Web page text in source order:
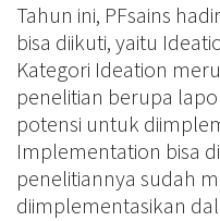
Tahun ini, PFsains
bisa diikuti, yaitu
Kategori Ideation
penelitian berupa
potensi untuk
Implementation bisa
penelitiannya sudah
diimplementasikan